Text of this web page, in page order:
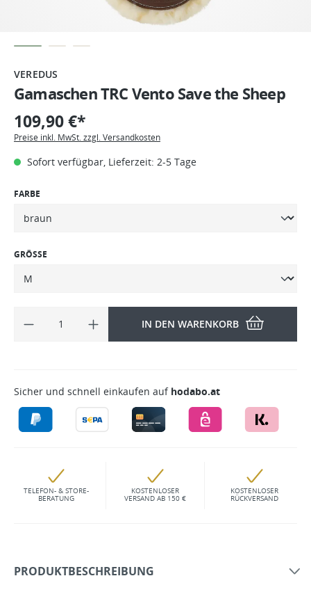
VEREDUS
Gamaschen TRC Vento Save the Sheep
109,90 €*
Preise inkl. MwSt. zzgl. Versandkosten
Sofort verfügbar, Lieferzeit: 2-5 Tage
FARBE
GRÖSSE
IN DEN WARENKORB
Sicher und schnell einkaufen auf hodabo.at
TELEFON- & STORE-
BERATUNG
KOSTENLOSER
VERSAND AB 150 €
KOSTENLOSER
RÜCKVERSAND
PRODUKTBESCHREIBUNG